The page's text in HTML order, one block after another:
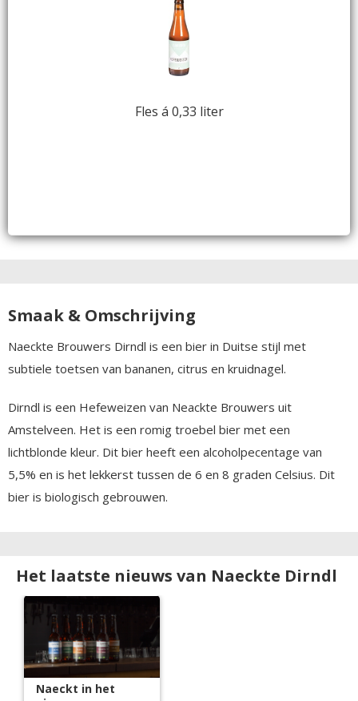
Fles á 0,33 liter
Smaak & Omschrijving
Naeckte Brouwers Dirndl is een bier in Duitse stijl met
subtiele toetsen van bananen, citrus en kruidnagel.
Dirndl is een Hefeweizen van Neackte Brouwers uit
Amstelveen. Het is een romig troebel bier met een
lichtblonde kleur. Dit bier heeft een alcoholpecentage van
5,5% en is het lekkerst tussen de 6 en 8 graden Celsius. Dit
bier is biologisch gebrouwen.
Het laatste nieuws van Naeckte Dirndl
Naeckt in het